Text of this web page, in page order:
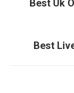
Best Uk
Best